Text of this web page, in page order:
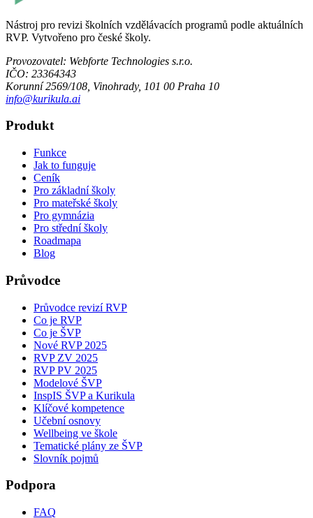
Nástroj pro revizi školních vzdělávacích programů podle aktuálních
RVP. Vytvořeno pro české školy.
Provozovatel: Webforte Technologies s.r.o.
IČO: 23364343
Korunní 2569/108, Vinohrady, 101 00 Praha 10
info@kurikula.ai
Produkt
Funkce
Jak to funguje
Ceník
Pro základní školy
Pro mateřské školy
Pro gymnázia
Pro střední školy
Roadmapa
Blog
Průvodce
Průvodce revizí RVP
Co je RVP
Co je ŠVP
Nové RVP 2025
RVP ZV 2025
RVP PV 2025
Modelové ŠVP
InspIS ŠVP a Kurikula
Klíčové kompetence
Učební osnovy
Wellbeing ve škole
Tematické plány ze ŠVP
Slovník pojmů
Podpora
FAQ